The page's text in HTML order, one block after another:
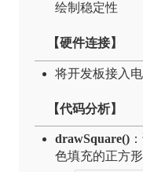
绘制稳定性
【硬件连接】
将开发板接入
【代码分析】
drawSquare()
色填充的正方形